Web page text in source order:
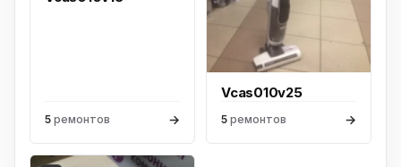
5 ремонтов →
Vcas010v25
5 ремонтов →